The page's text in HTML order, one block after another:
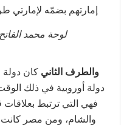
إمارتهم بضمّه لإمارتي
لوحة محمد
والطرف الثاني كان دولة
دولة أوروبية في ذلك
فهي التي ترتبط
والشام، ومن مصر كانت